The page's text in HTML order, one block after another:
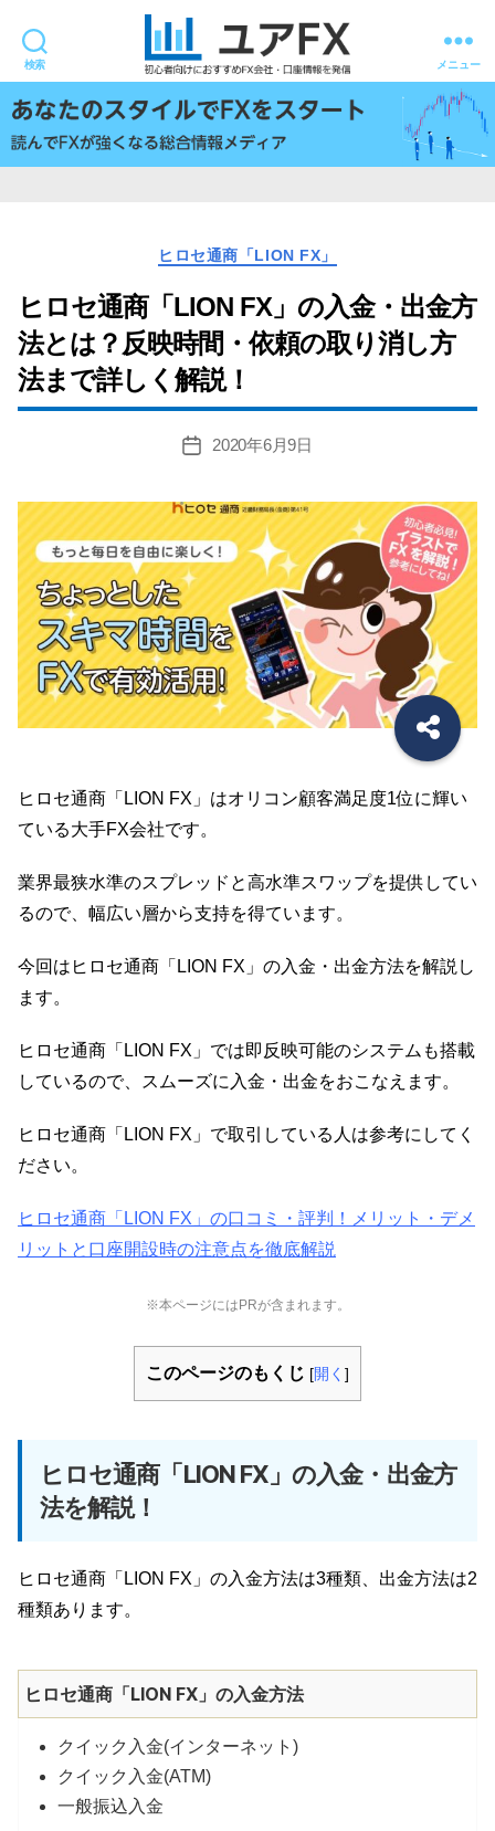
検索
ユ
ア
FX
メニュー
カ
テ
ゴ
リ
ー
ヒロセ通商「LION FX」
ヒロセ通商「LION FX」の入金・出金方
法とは？反映時間・依頼の取り消し方
法まで詳しく解説！
投
2020年6月9日
ヒロセ通商「LION FX」はオリコン顧客満足度1位に輝い
ている大手FX会社です。
業界最狭水準のスプレッドと高水準スワップを提供してい
るので、幅広い層から支持を得ています。
今回はヒロセ通商「LION FX」の入金・出金方法を解説し
ます。
ヒロセ通商「LION FX」では即反映可能のシステムも搭載
しているので、スムーズに入金・出金をおこなえます。
ヒロセ通商「LION FX」で取引している人は参考にしてく
ださい。
ヒロセ通商「LION FX」の口コミ・評判！メリット・デメ
リットと口座開設時の注意点を徹底解説
※本ページにはPRが含まれます。
このページのもくじ [開く ]
ヒロセ通商「LION FX」の入金・出金方
法を解説！
ヒロセ通商「LION FX」の入金方法は3種類、出金方法は2
種類あります。
ヒロセ通商「LION FX」の入金方法
クイック入金(インターネット)
クイック入金(ATM)
一般振込入金